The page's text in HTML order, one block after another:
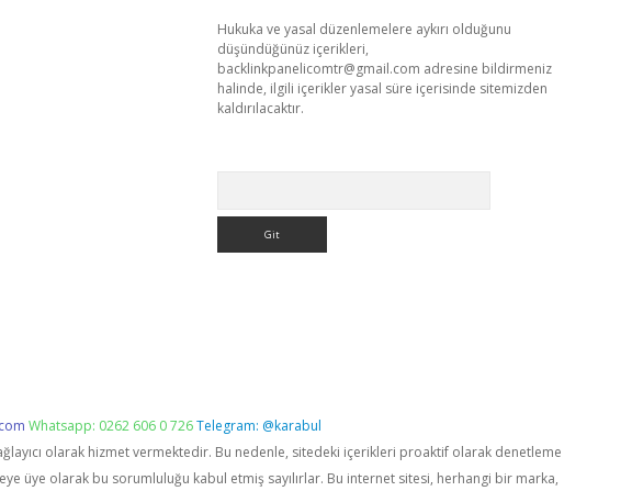
Hukuka ve yasal düzenlemelere aykırı olduğunu
düşündüğünüz içerikleri,
backlinkpanelicomtr@gmail.com adresine bildirmeniz
halinde, ilgili içerikler yasal süre içerisinde sitemizden
kaldırılacaktır.
Whatsapp: 0262 606 0 726Telegram: @karabul
olarak hizmet vermektedir. Bu nedenle, sitedeki içerikleri proaktif olarak denetleme
üye olarak bu sorumluluğu kabul etmiş sayılırlar. Bu internet sitesi, herhangi bir marka,